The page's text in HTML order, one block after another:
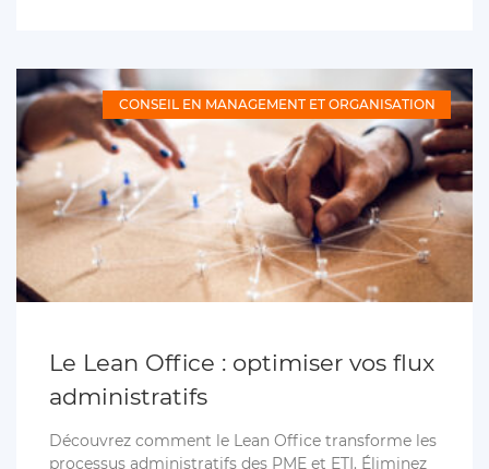
CONSEIL EN MANAGEMENT ET ORGANISATION
Le Lean Office : optimiser vos flux
administratifs
Découvrez comment le Lean Office transforme les
processus administratifs des PME et ETI. Éliminez